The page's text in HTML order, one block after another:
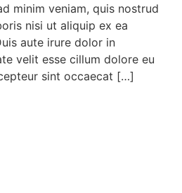
minim veniam, quis nostrud
nisi ut aliquip ex ea
aute irure dolor in
velit esse cillum dolore eu
sint occaecat […]